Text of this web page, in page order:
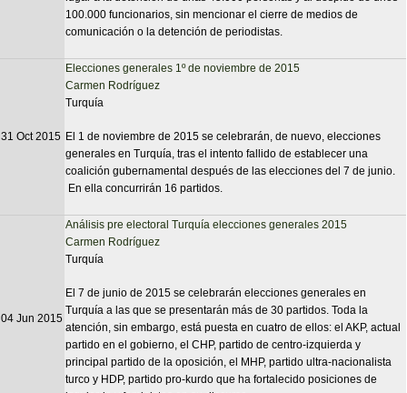
100.000 funcionarios, sin mencionar el cierre de medios de
comunicación o la detención de periodistas.
31 Oct 2015
Elecciones generales 1º de noviembre de 2015
Carmen Rodríguez
Turquía
El 1 de noviembre de 2015 se celebrarán, de nuevo, elecciones
generales en Turquía, tras el intento fallido de establecer una
coalición gubernamental después de las elecciones del 7 de junio.
En ella concurrirán 16 partidos.
04 Jun 2015
Análisis pre electoral Turquía elecciones generales 2015
Carmen Rodríguez
Turquía
El 7 de junio de 2015 se celebrarán elecciones generales en
Turquía a las que se presentarán más de 30 partidos. Toda la
atención, sin embargo, está puesta en cuatro de ellos: el AKP, actual
partido en el gobierno, el CHP, partido de centro-izquierda y
principal partido de la oposición, el MHP, partido ultra-nacionalista
turco y HDP, partido pro-kurdo que ha fortalecido posiciones de